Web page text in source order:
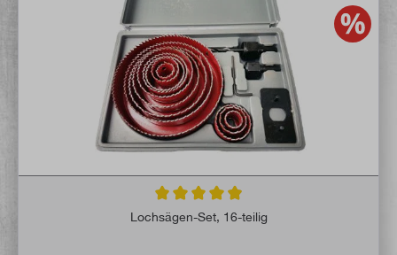
Durchschnittliche Bewertung von 4.8 von
Lochsägen-Set, 16-teilig